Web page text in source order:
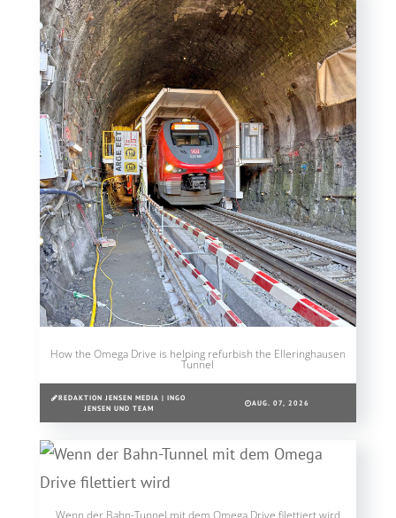
How the Omega Drive is helping refurbish the Elleringhausen
Tunnel
REDAKTION JENSEN MEDIA | INGO
JENSEN UND TEAM
AUG. 07, 2026
Wenn der Bahn-Tunnel mit dem Omega Drive filettiert wird